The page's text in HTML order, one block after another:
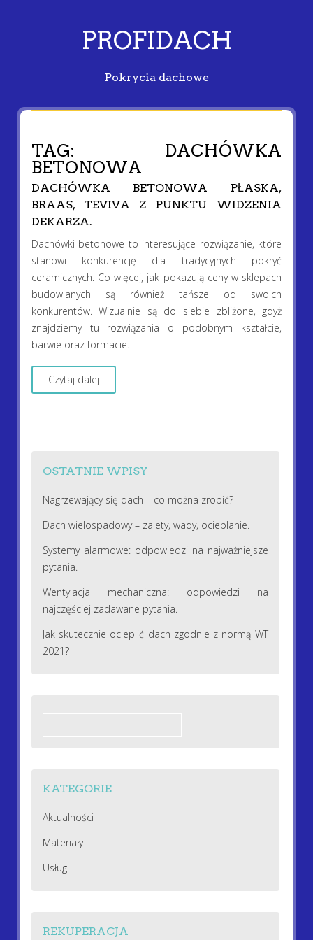
PROFIDACH
Pokrycia dachowe
TAG: DACHÓWKA
BETONOWA
DACHÓWKA BETONOWA PŁASKA,
BRAAS, TEVIVA Z PUNKTU WIDZENIA
DEKARZA.
Dachówki betonowe to interesujące rozwiązanie, które
stanowi konkurencję dla tradycyjnych pokryć
ceramicznych. Co więcej, jak pokazują ceny w sklepach
budowlanych są również tańsze od swoich
konkurentów. Wizualnie są do siebie zbliżone, gdyż
znajdziemy tu rozwiązania o podobnym kształcie,
barwie oraz formacie.
Czytaj dalej
OSTATNIE WPISY
Nagrzewający się dach – co można zrobić?
Dach wielospadowy – zalety, wady, ocieplanie.
Systemy alarmowe: odpowiedzi na najważniejsze
pytania.
Wentylacja mechaniczna: odpowiedzi na
najczęściej zadawane pytania.
Jak skutecznie ocieplić dach zgodnie z normą WT
2021?
KATEGORIE
Aktualności
Materiały
Usługi
REKUPERACJA